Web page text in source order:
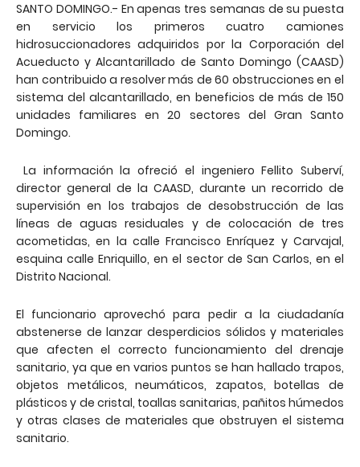
SANTO DOMINGO.- En apenas tres semanas de su puesta
en servicio los primeros cuatro camiones
hidrosuccionadores adquiridos por la Corporación del
Acueducto y Alcantarillado de Santo Domingo (CAASD)
han contribuido a resolver más de 60 obstrucciones en el
sistema del alcantarillado, en beneficios de más de 150
unidades familiares en 20 sectores del Gran Santo
Domingo.
La información la ofreció el ingeniero Fellito Suberví,
director general de la CAASD, durante un recorrido de
supervisión en los trabajos de desobstrucción de las
líneas de aguas residuales y de colocación de tres
acometidas, en la calle Francisco Enríquez y Carvajal,
esquina calle Enriquillo, en el sector de San Carlos, en el
Distrito Nacional.
El funcionario aprovechó para pedir a la ciudadanía
abstenerse de lanzar desperdicios sólidos y materiales
que afecten el correcto funcionamiento del drenaje
sanitario, ya que en varios puntos se han hallado trapos,
objetos metálicos, neumáticos, zapatos, botellas de
plásticos y de cristal, toallas sanitarias, pañitos húmedos
y otras clases de materiales que obstruyen el sistema
sanitario.